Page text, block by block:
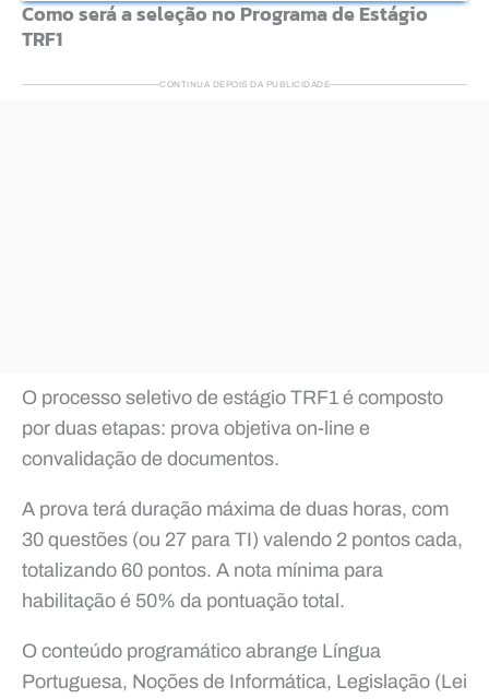
Como será a seleção no Programa de Estágio
TRF1
CONTINUA DEPOIS DA PUBLICIDADE
O processo seletivo de estágio TRF1 é composto
por duas etapas: prova objetiva on-line e
convalidação de documentos.
A prova terá duração máxima de duas horas, com
30 questões (ou 27 para TI) valendo 2 pontos cada,
totalizando 60 pontos. A nota mínima para
habilitação é 50% da pontuação total.
O conteúdo programático abrange Língua
Portuguesa, Noções de Informática, Legislação (Lei